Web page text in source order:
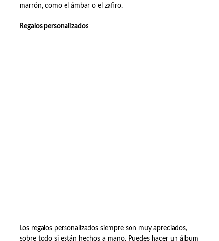
marrón, como el ámbar o el zafiro.
Regalos personalizados
Los regalos personalizados siempre son muy apreciados,
sobre todo si están hechos a mano. Puedes hacer un álbum